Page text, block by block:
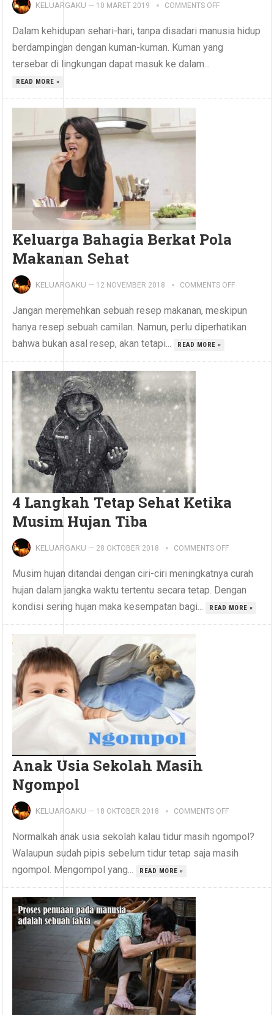
KELUARGAKU — 10 MARET 2019 COMMENTS OFF
Dalam kehidupan sehari-hari, tanpa disadari manusia hidup
berdampingan dengan kuman-kuman. Kuman yang
tersebar di lingkungan dapat masuk ke dalam...
READ MORE »
Keluarga Bahagia Berkat Pola
Makanan Sehat
KELUARGAKU — 12 NOVEMBER 2018 COMMENTS OFF
Jangan meremehkan sebuah resep makanan, meskipun
hanya resep sebuah camilan. Namun, perlu diperhatikan
bahwa bukan asal resep, akan tetapi...
READ MORE »
4 Langkah Tetap Sehat Ketika
Musim Hujan Tiba
KELUARGAKU — 28 OKTOBER 2018 COMMENTS OFF
Musim hujan ditandai dengan ciri-ciri meningkatnya curah
hujan dalam jangka waktu tertentu secara tetap. Dengan
kondisi sering hujan maka kesempatan bagi...
READ MORE »
Anak Usia Sekolah Masih
Ngompol
KELUARGAKU — 18 OKTOBER 2018 COMMENTS OFF
Normalkah anak usia sekolah kalau tidur masih ngompol?
Walaupun sudah pipis sebelum tidur tetap saja masih
ngompol. Mengompol yang...
READ MORE »